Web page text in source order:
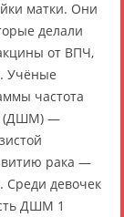
матки. Они
делали
от ВПЧ,
Учёные
частота
(ДШМ) —
рака —
Среди девочек
ДШМ 1